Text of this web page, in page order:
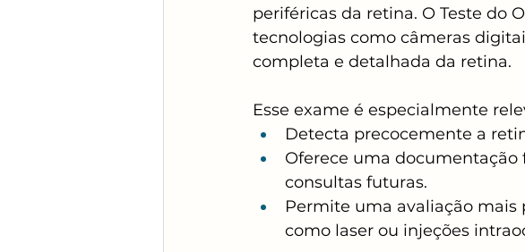
periféricas da retina. O Teste do
tecnologias como câmeras
completa e detalhada da retina.
Esse exame é especialmente
Detecta precocemente a
Oferece uma
consultas futuras.
Permite uma avaliação mais
como laser ou injeções